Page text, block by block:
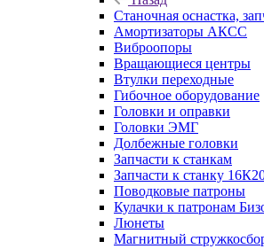
Станочная оснастка,
Амортизаторы АКСС
Виброопоры
Вращающиеся центры
Втулки переходные
Гибочное оборудование
Головки и оправки
Головки ЭМГ
Долбежные головки
Запчасти к станкам
Запчасти к станку
Поводковые патроны
Кулачки к патронам
Люнеты
Магнитный